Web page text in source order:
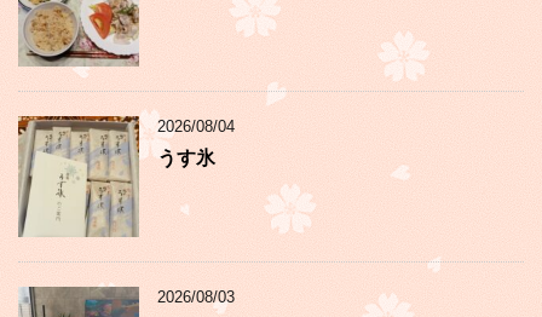
2026/08/04
うす氷
2026/08/03